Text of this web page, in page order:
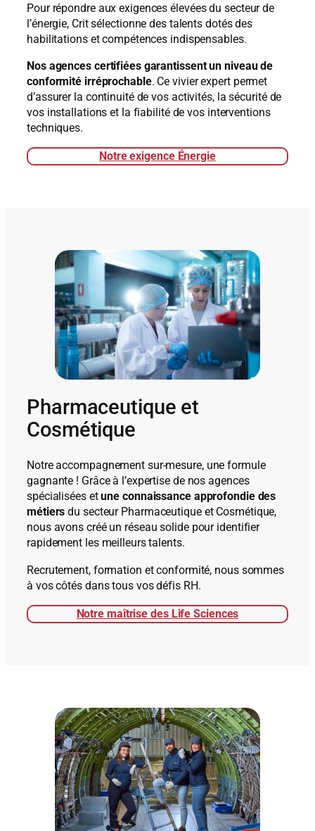
Pour répondre aux exigences élevées du secteur de
l’énergie, Crit sélectionne des talents dotés des
habilitations et compétences indispensables.
Nos agences certifiées garantissent un niveau de
conformité irréprochable. Ce vivier expert permet
d’assurer la continuité de vos activités, la sécurité de
vos installations et la fiabilité de vos interventions
techniques.
Notre exigence Énergie
Pharmaceutique et
Cosmétique
Notre accompagnement sur-mesure, une formule
gagnante ! Grâce à l’expertise de nos agences
spécialisées etune connaissance approfondie des
métiers du secteur Pharmaceutique et Cosmétique,
nous avons créé un réseau solide pour identifier
rapidement les meilleurs talents.
Recrutement, formation et conformité, nous sommes
à vos côtés dans tous vos défis RH.
Notre maîtrise des Life Sciences